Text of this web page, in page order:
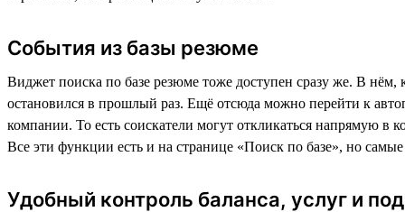
События из базы резюме
Виджет поиска по базе резюме тоже доступен сразу же. В нём,
остановился в прошлый раз. Ещё отсюда можно перейти к
компании. То есть соискатели могут откликаться напрямую в
Все эти функции есть и на странице «Поиск по базе», но
Удобный контроль баланса, услуг и